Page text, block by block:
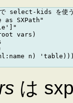
で select-kids を使
as SXPath"
vars)
n)
は